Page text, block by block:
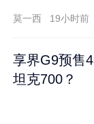
莫一西 19小时前
享界G9预售
坦克700？